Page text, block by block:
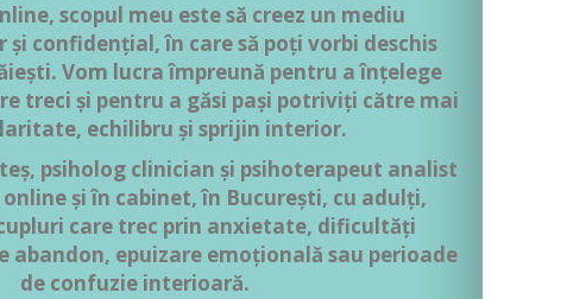
scopul meu este să creez un mediu
confidențial, în care să poți vorbi deschis
Vom lucra împreună pentru a înțelege
treci și pentru a găsi pași potriviți către mai
echilibru și sprijin interior.
psiholog clinician și psihoterapeut analist
și în cabinet, în București, cu adulți,
care trec prin anxietate, dificultăți
abandon, epuizare emoțională sau perioade
de confuzie interioară.